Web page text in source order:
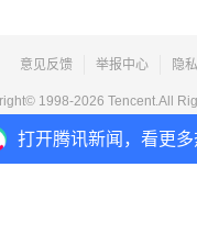
打开腾讯新闻，看更
意见反馈 举报中心 隐
1998-2026 Tencent.All